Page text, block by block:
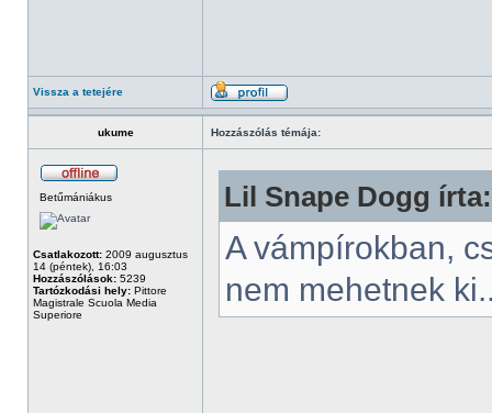
Vissza a tetejére
ukume Hozzászólás témája:
Betűmániákus
Csatlakozott: 2009 augusztus
14 (péntek), 16:03
Hozzászólások: 5239
Tartózkodási hely: Pittore
Magistrale Scuola Media
Superiore
Lil Snape Dogg írta:
A vámpírokban,
nem mehetnek